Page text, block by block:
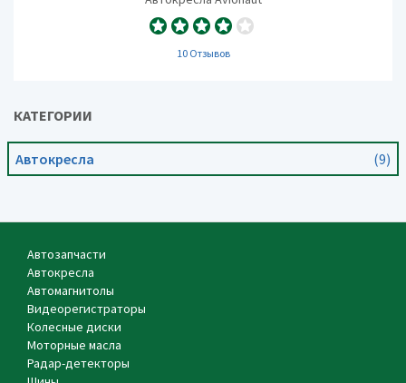
10 Отзывов
КАТЕГОРИИ
Автокресла (9)
Автозапчасти
Автокресла
Автомагнитолы
Видеорегистраторы
Колесные диски
Моторные масла
Радар-детекторы